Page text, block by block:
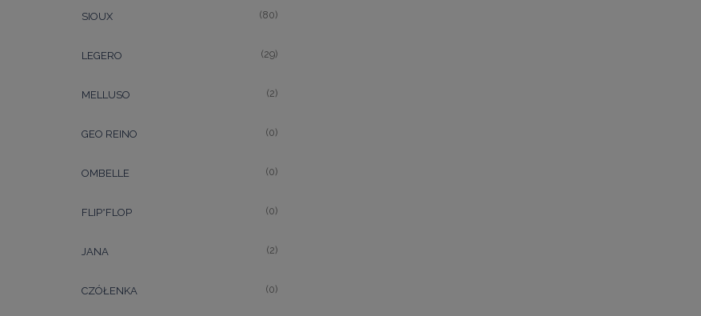
SIOUX (80)
LEGERO (29)
MELLUSO (2)
GEO REINO (0)
OMBELLE (0)
FLIP*FLOP (0)
JANA (2)
CZÓŁENKA (0)